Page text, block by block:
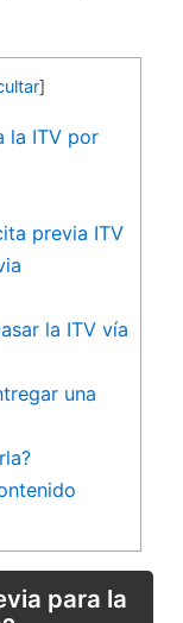
]
la ITV por
previa ITV
la ITV vía
una
para la